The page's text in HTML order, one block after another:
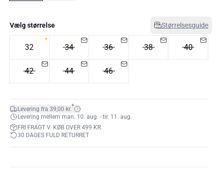
Vælg størrelse Størrelsesguide
32 34 36 38 40
42 44 46
Levering fra 39,00 kr.*
Levering mellem man. 10. aug. - tir. 11. aug.
FRI FRAGT V. KØB OVER 499 KR.
30 DAGES FULD RETURRET